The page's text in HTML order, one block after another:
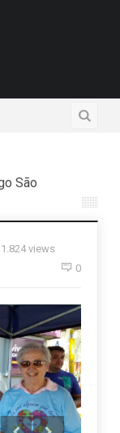
São
1.824 views
0